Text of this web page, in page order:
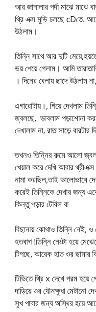
আর জানালার পর্দা মাঝে মাঝে
থ্রি এক্স মুভি চলছে cDতে.
উঠলাম।
তিন্নি সাথে আর দুটি
ভয় পেয়ে গেলাম। আমি
। দিনের বেলায় ছাদে উঠলাম
এগারোটায়।, গিয়ে দেখলাম
জ্বলছে, ভাবলাম পড়াশোনা
দেখালাম না, রাত সাড়ে
তখনও তিন্নির রুমে আলো
খেয়াল করে দেখি আবার
নামা করছিল,তাই ভালোভাবে
করেই তিন্নিকে দেখার জন্য
কিন্তু পড়ার টেবিল বা
বিছানায় কোথাও তিন্নি
হতবাগ !তিন্নি নেংটা হয়ে
টিপছে, আরেক হাত ওর ছামার
টিভিতে থ্রি x দেখে গরম হয়ে
দাড়িয়ে ওর যৌনক্ষুধা মেটানো
সুখ পাবার জন্য অস্থির হয়ে